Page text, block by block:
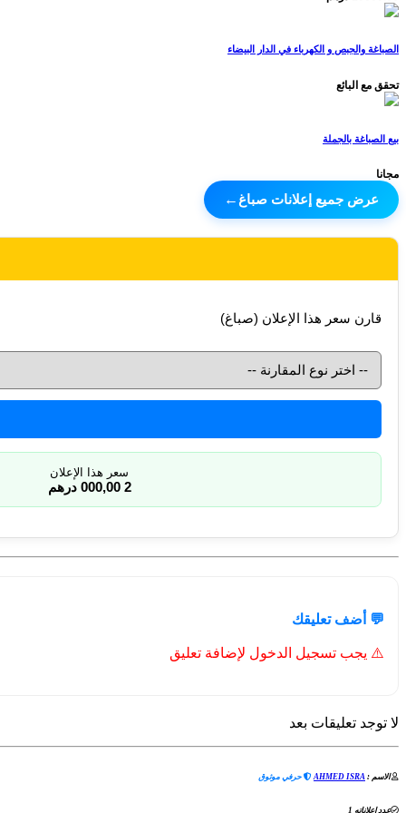
الصباغة والجبص و الكهرباء في الدار البيضاء
تحقق مع البائع
بيع الصباغة بالجملة
مجانا
عرض جميع إعلانات صباغ ←
قارن سعر هذا الإعلان (صباغ)
سعر هذا الإعلان
2 000,00 درهم
💬 أضف تعليقك
⚠️ يجب تسجيل الدخول لإضافة تعليق
لا توجد تعليقات بعد
الاسم : AHMED ISRA حرفي موثوق
عدد إعلاناته 1